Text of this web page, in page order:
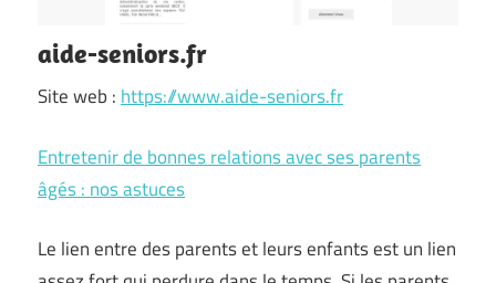
aide-seniors.fr
Site web : https://www.aide-seniors.fr
Entretenir de bonnes relations avec ses parents
âgés : nos astuces
Le lien entre des parents et leurs enfants est un lien